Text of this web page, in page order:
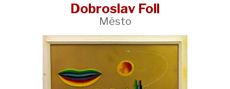
Dobroslav Foll
Město